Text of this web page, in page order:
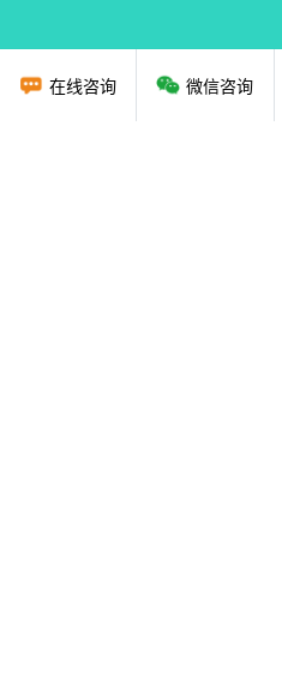
在线咨询 微信咨询